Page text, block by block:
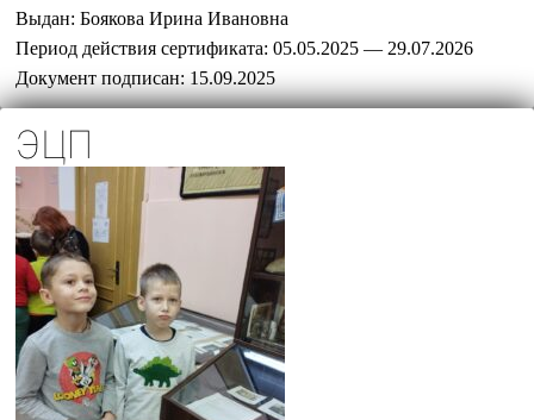
Выдан: Боякова Ирина Ивановна
Период действия сертификата: 05.05.2025 — 29.07.2026
Документ подписан: 15.09.2025
ЭЦП